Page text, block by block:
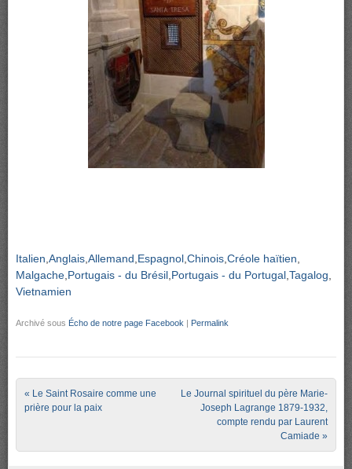
Italien Anglais Allemand Espagnol Chinois Créole haïtien
Malgache Portugais - du Brésil Portugais - du Portugal Tagalog
Vietnamien
Archivé sous Écho de notre page Facebook | Permalink
Post navigation
« Le Saint Rosaire comme une
prière pour la paix
Le Journal spirituel du père Marie-
Joseph Lagrange 1879-1932,
compte rendu par Laurent
Camiade »